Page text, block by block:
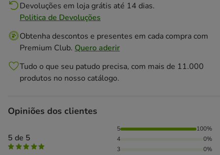
Devoluções em loja grátis até 14 dias.
Politica de Devoluções
Obtenha descontos e presentes em cada compra com
Premium Club. Quero aderir
Tudo o que seu patudo precisa, com mais de 11.000
produtos no nosso catálogo.
Opiniões dos clientes
5 de 5
100% das pessoas avaliaram com 5 estrelas,
5
100%
4
0%
3
0%